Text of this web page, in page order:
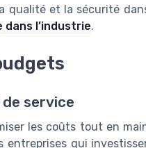
qualité et la sécurité
l’industrie.
service
les coûts tout en
entreprises qui